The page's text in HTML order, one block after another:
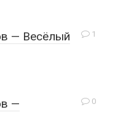
1
— Весёлый
0
—